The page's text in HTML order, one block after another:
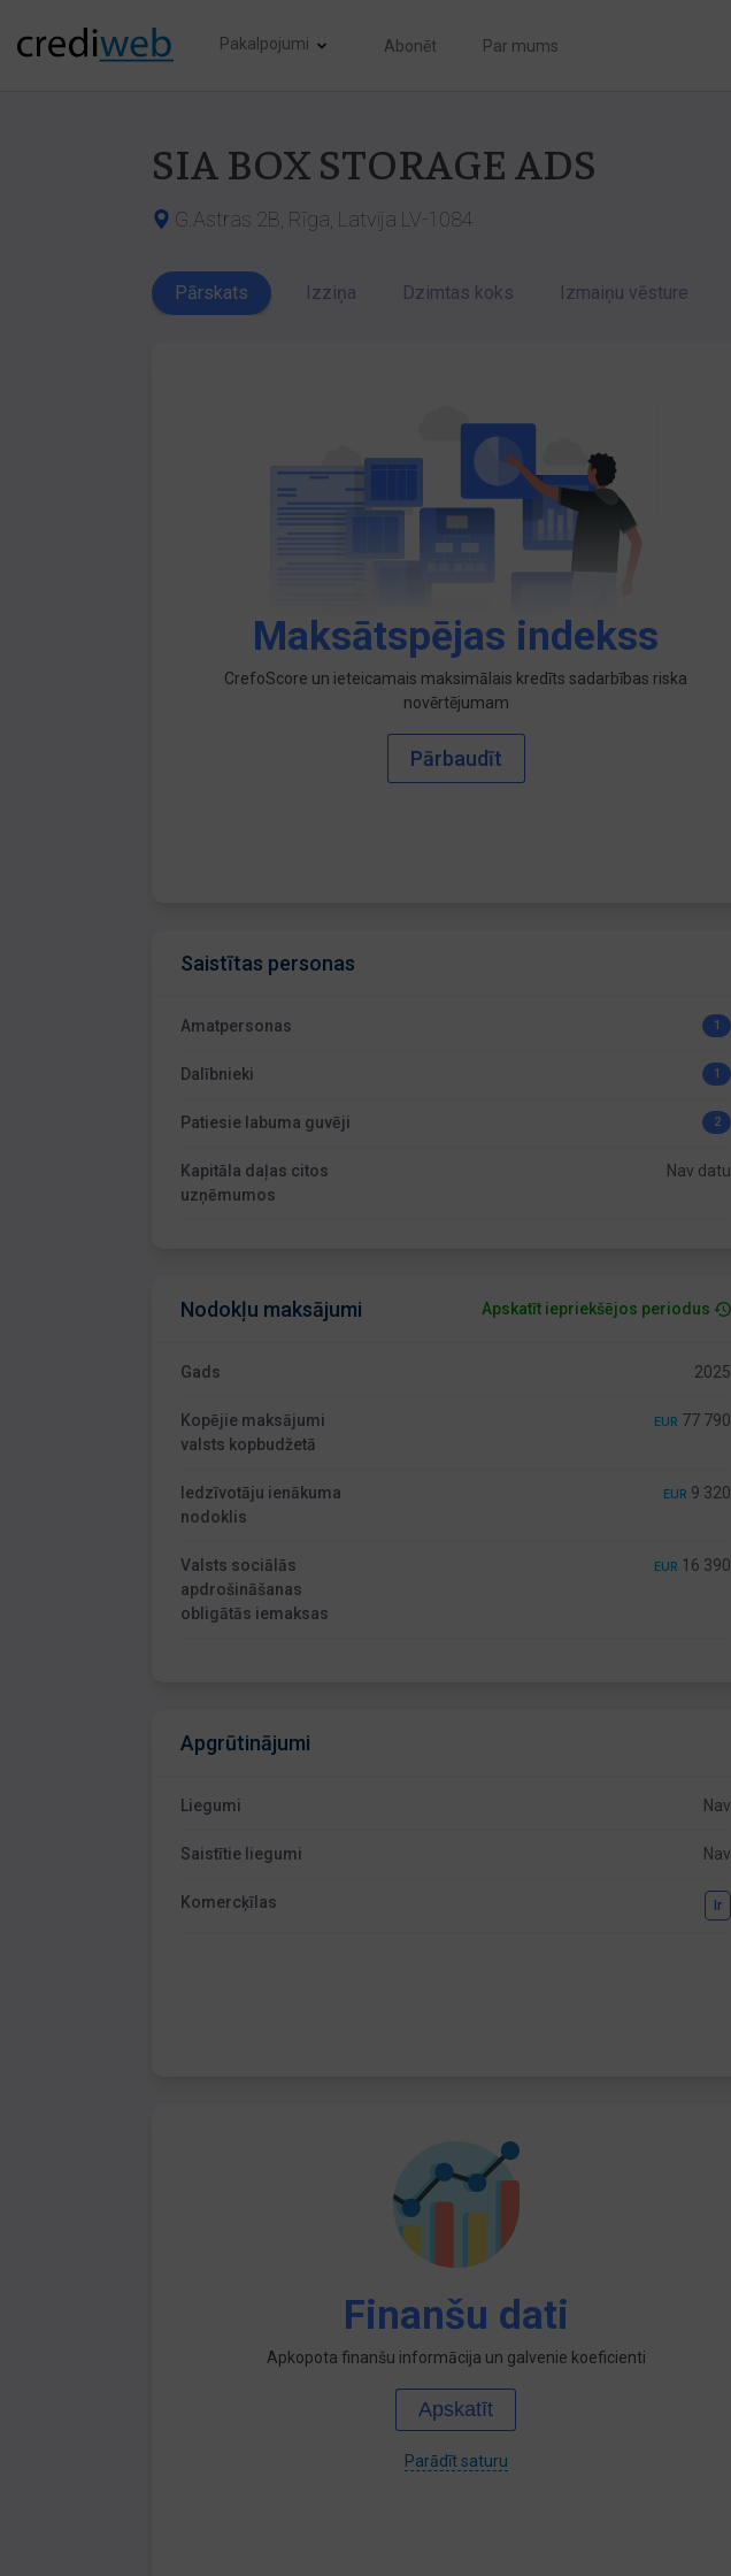
Pakalpojumi Abonēt Par mums
SIA BOX STORAGE ADS
G.Astras 2B, Rīga, Latvija LV-1084
Pārskats Izziņa Dzimtas koks Izmaiņu vēsture
Maksātspējas indekss
CrefoScore un ieteicamais maksimālais kredīts sadarbības riska
novērtējumam
Pārbaudīt
Saistītas personas
Amatpersonas 1
Dalībnieki 1
Patiesie labuma guvēji 2
Kapitāla daļas citos
uzņēmumos
Nav datu
Nodokļu maksājumi Apskatīt iepriekšējos periodus
Gads 2025
Kopējie maksājumi
valsts kopbudžetā
EUR 77 790
Iedzīvotāju ienākuma
nodoklis
EUR 9 320
Valsts sociālās
apdrošināšanas
obligātās iemaksas
EUR 16 390
Apgrūtinājumi
Liegumi Nav
Saistītie liegumi Nav
Komercķīlas Ir
Finanšu dati
Apkopota finanšu informācija un galvenie koeficienti
Apskatīt
Parādīt saturu